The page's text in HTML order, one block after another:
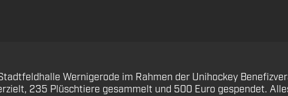
Wernigerode im Rahmen der Unihockey
235 Plüschtiere gesammelt und 500 Euro gespendet.